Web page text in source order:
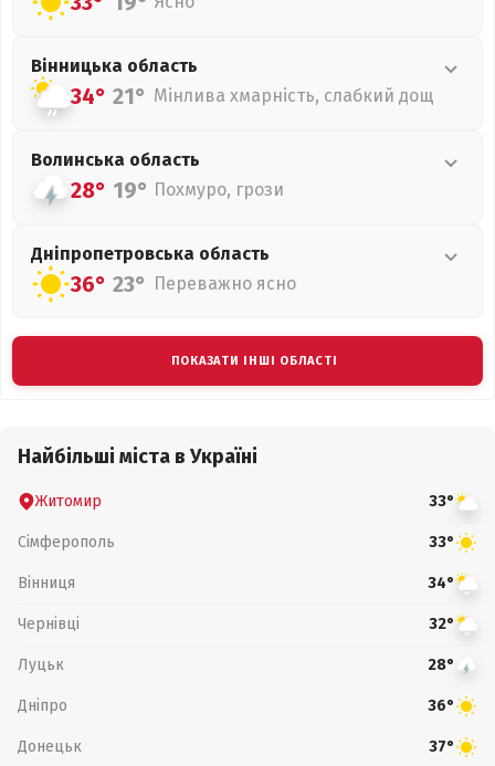
Вінницька область
34° 21° Мінлива хмарність, слабкий дощ
Волинська область
28° 19° Похмуро, грози
Дніпропетровська область
36° 23° Переважно ясно
ПОКАЗАТИ ІНШІ ОБЛАСТІ
Найбільші міста в Україні
Житомир 33°
Сімферополь 33°
Вінниця 34°
Чернівці 32°
Луцьк 28°
Дніпро 36°
Донецьк 37°